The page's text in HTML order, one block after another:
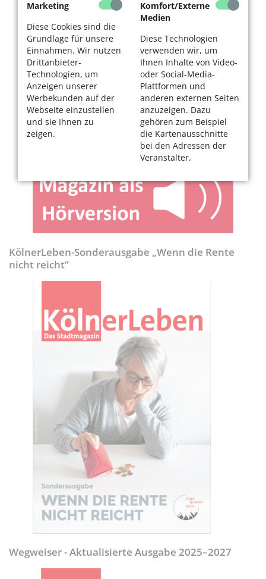
Marketing
Diese Cookies sind die
Grundlage für unsere
Einnahmen. Wir nutzen
Drittanbieter-
Technologien, um
Anzeigen unserer
Werbekunden auf der
Webseite einzustellen
und sie Ihnen zu
zeigen.
Komfort/Externe
Medien
Diese Technologien
verwenden wir, um
Ihnen Inhalte von Video-
oder Social-Media-
Plattformen und
anderen externen Seiten
anzuzeigen. Dazu
gehören zum Beispiel
die Kartenausschnitte
bei den Adressen der
Veranstalter.
KölnerLeben-Sonderausgabe „Wenn die Rente
nicht reicht“
Wegweiser - Aktualisierte Ausgabe 2025–2027